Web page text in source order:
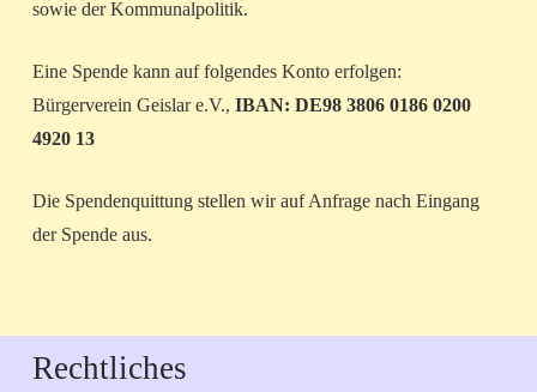
sowie der Kommunalpolitik.
Eine Spende kann auf folgendes Konto erfolgen:
Bürgerverein Geislar e.V., IBAN: DE98 3806 0186 0200
4920 13
Die Spendenquittung stellen wir auf Anfrage nach Eingang
der Spende aus.
Rechtliches